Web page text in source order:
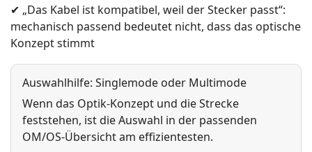
✔ „Das Kabel ist kompatibel, weil der Stecker passt“:
mechanisch passend bedeutet nicht, dass das optische
Konzept stimmt
Auswahlhilfe: Singlemode oder Multimode
Wenn das Optik-Konzept und die Strecke
feststehen, ist die Auswahl in der passenden
OM/OS-Übersicht am effizientesten.